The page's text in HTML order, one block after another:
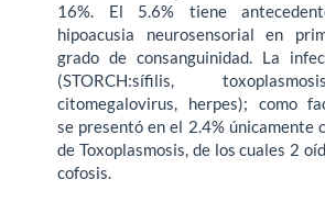
16%. El 5.6% tiene
hipoacusia neurosensorial en
grado de consanguinidad. La
(STORCH:sífilis,
citomegalovirus, herpes); como
se presentó en el 2.4% únicamente
de Toxoplasmosis, de los cuales 2
cofosis.